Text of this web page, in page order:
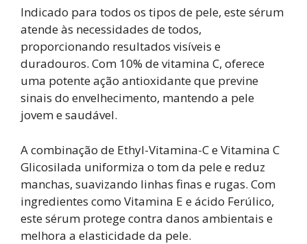
Indicado para todos os tipos de pele, este sérum
atende às necessidades de todos,
proporcionando resultados visíveis e
duradouros. Com 10% de vitamina C, oferece
uma potente ação antioxidante que previne
sinais do envelhecimento, mantendo a pele
jovem e saudável.
A combinação de Ethyl-Vitamina-C e Vitamina C
Glicosilada uniformiza o tom da pele e reduz
manchas, suavizando linhas finas e rugas. Com
ingredientes como Vitamina E e ácido Ferúlico,
este sérum protege contra danos ambientais e
melhora a elasticidade da pele.